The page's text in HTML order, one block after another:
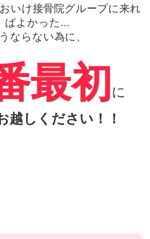
いけ接骨院グループに来れ
ばよかった...
ならない為に、
最初に
越しください！！